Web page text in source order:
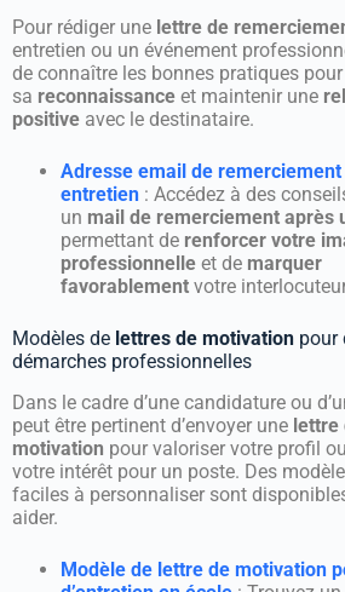
Pour rédiger une lettre de
entretien ou un événement
de connaître les bonnes pratiques
sa reconnaissance et maintenir une
positive avec le destinataire.
Adresse email de
entretien : Accédez à des
un mail de remerciement après
permettant de renforcer votre
professionnelle et de marquer
favorablement votre
Modèles de lettres de motivation pour
démarches professionnelles
Dans le cadre d’une candidature ou
peut être pertinent d’envoyer une lettre
motivation pour valoriser votre profil
votre intérêt pour un poste. Des
faciles à personnaliser sont
aider.
Modèle de lettre de motivation